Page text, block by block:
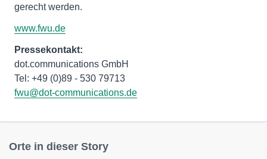
gerecht werden.
www.fwu.de
dot.communications GmbH
fwu@dot-communications.de
Orte in dieser Story